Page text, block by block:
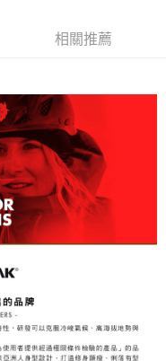
跳轉至「AFTEE先享後付」
的連結，可透過四大超商／
交易完成。
若您需要取消訂單，請聯絡
為有效，需透過AFTEE先享
帳頁面顯示為準，若有關於
，請聯繫「AFTEE先享後付
support/home
將交易相關給付款項請求債
護人之同意方可使用
損失，本公司不負相關責
相關推薦